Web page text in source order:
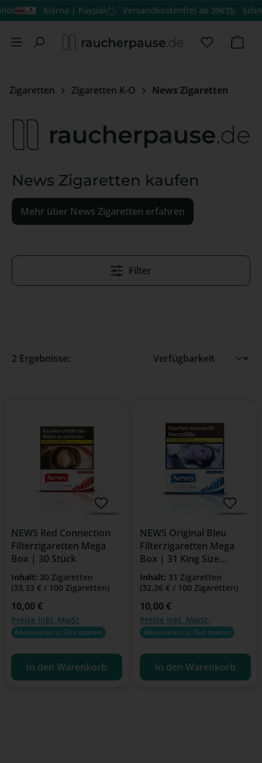
Zum Hauptinhalt springen
Klarna | Paypal Versandkostenfrei ab 39€
Du hast
Zigaretten Zigaretten K-O News Zigaretten
News Zigaretten kaufen
Mehr über News Zigaretten erfahren
Filter
2 Ergebnisse:
NEWS Red Connection
Filterzigaretten Mega
Box | 30 Stück
Inhalt: 30 Zigaretten
(33,33 € / 100 Zigaretten)
Regulärer Preis:
10,00 €
Preise inkl. MwSt.
Abonnieren u. Zeit sparen
In den Warenkorb
NEWS Original Bleu
Filterzigaretten Mega
Box | 31 King Size
Zigaretten | American
Blend
Inhalt: 31 Zigaretten
(32,26 € / 100 Zigaretten)
Regulärer Preis:
10,00 €
Preise inkl. MwSt.
Abonnieren u. Zeit sparen
In den Warenkorb